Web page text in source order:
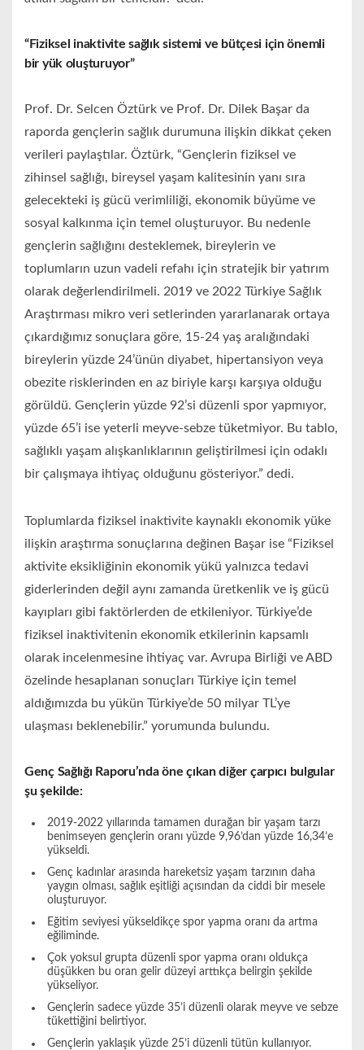
“Fiziksel inaktivite sağlık sistemi ve bütçesi için önemli
bir yük oluşturuyor”
Prof. Dr. Selcen Öztürk ve Prof. Dr. Dilek Başar da
raporda gençlerin sağlık durumuna ilişkin dikkat çeken
verileri paylaştılar. Öztürk, “Gençlerin fiziksel ve
zihinsel sağlığı, bireysel yaşam kalitesinin yanı sıra
gelecekteki iş gücü verimliliği, ekonomik büyüme ve
sosyal kalkınma için temel oluşturuyor. Bu nedenle
gençlerin sağlığını desteklemek, bireylerin ve
toplumların uzun vadeli refahı için stratejik bir yatırım
olarak değerlendirilmeli. 2019 ve 2022 Türkiye Sağlık
Araştırması mikro veri setlerinden yararlanarak ortaya
çıkardığımız sonuçlara göre, 15-24 yaş aralığındaki
bireylerin yüzde 24’ünün diyabet, hipertansiyon veya
obezite risklerinden en az biriyle karşı karşıya olduğu
görüldü. Gençlerin yüzde 92’si düzenli spor yapmıyor,
yüzde 65’i ise yeterli meyve-sebze tüketmiyor. Bu tablo,
sağlıklı yaşam alışkanlıklarının geliştirilmesi için odaklı
bir çalışmaya ihtiyaç olduğunu gösteriyor.” dedi.
Toplumlarda fiziksel inaktivite kaynaklı ekonomik yüke
ilişkin araştırma sonuçlarına değinen Başar ise “Fiziksel
aktivite eksikliğinin ekonomik yükü yalnızca tedavi
giderlerinden değil aynı zamanda üretkenlik ve iş gücü
kayıpları gibi faktörlerden de etkileniyor. Türkiye’de
fiziksel inaktivitenin ekonomik etkilerinin kapsamlı
olarak incelenmesine ihtiyaç var. Avrupa Birliği ve ABD
özelinde hesaplanan sonuçları Türkiye için temel
aldığımızda bu yükün Türkiye’de 50 milyar TL’ye
ulaşması beklenebilir.” yorumunda bulundu.
Genç Sağlığı Raporu’nda öne çıkan diğer çarpıcı bulgular
şu şekilde:
2019-2022 yıllarında tamamen durağan bir yaşam tarzı
benimseyen gençlerin oranı yüzde 9,96’dan yüzde 16,34’e
yükseldi.
Genç kadınlar arasında hareketsiz yaşam tarzının daha
yaygın olması, sağlık eşitliği açısından da ciddi bir mesele
oluşturuyor.
Eğitim seviyesi yükseldikçe spor yapma oranı da artma
eğiliminde.
Çok yoksul grupta düzenli spor yapma oranı oldukça
düşükken bu oran gelir düzeyi arttıkça belirgin şekilde
yükseliyor.
Gençlerin sadece yüzde 35’i düzenli olarak meyve ve sebze
tükettiğini belirtiyor.
Gençlerin yaklaşık yüzde 25’i düzenli tütün kullanıyor.